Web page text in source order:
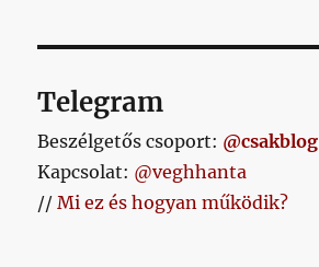
Telegram
Beszélgetős csoport: @csakblog
Kapcsolat: @veghhanta
//Mi ez és hogyan működik?